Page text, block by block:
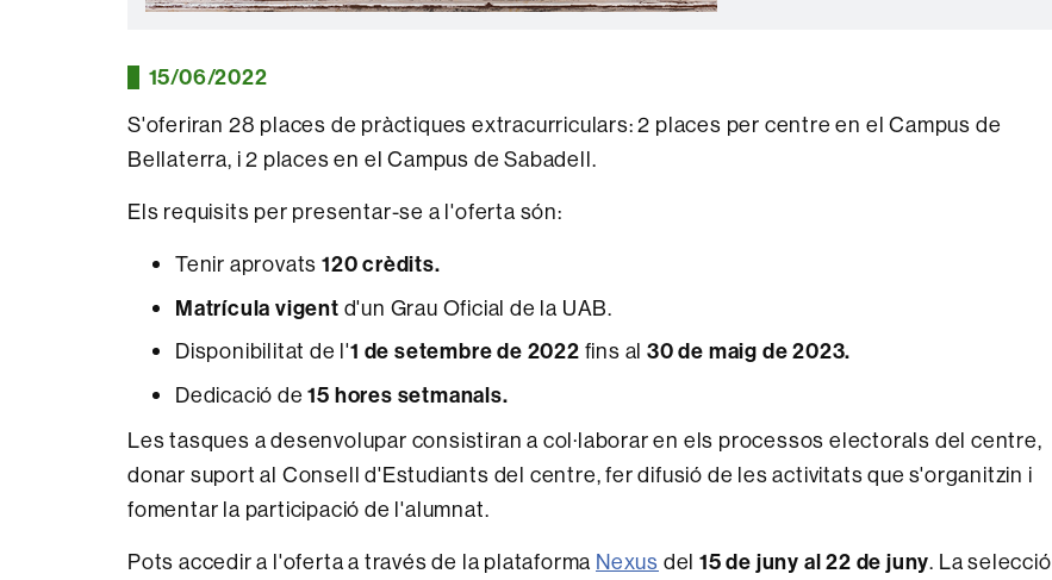
15/06/2022
S'oferiran 28 places de pràctiques extracurriculars: 2 places per centre en el Campus de
Bellaterra, i 2 places en el Campus de Sabadell.
Els requisits per presentar-se a l'oferta són:
Tenir aprovats 120 crèdits.
Matrícula vigent d'un Grau Oficial de la UAB.
Disponibilitat de l'1 de setembre de 2022 fins al30 de maig de 2023.
Dedicació de15 hores setmanals.
Les tasques a desenvolupar consistiran a col·laborar en els processos electorals del centre,
donar suport al Consell d'Estudiants del centre, fer difusió de les activitats que s'organitzin i
fomentar la participació de l'alumnat.
Pots accedir a l'oferta a través de la plataforma Nexus del 15 de juny al 22 de juny. La selecció